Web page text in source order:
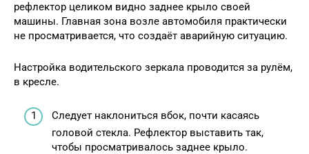
рефлектор целиком видно заднее крыло своей
машины. Главная зона возле автомобиля практически
не просматривается, что создаёт аварийную ситуацию.
Настройка водительского зеркала проводится за рулём,
в кресле.
Следует наклониться вбок, почти касаясь
головой стекла. Рефлектор выставить так,
чтобы просматривалось заднее крыло.